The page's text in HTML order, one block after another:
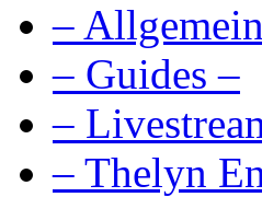
–
– Guides –
–
– Thelyn